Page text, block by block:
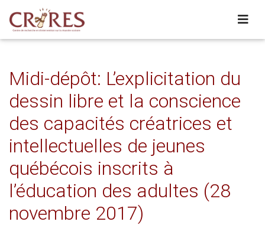
Midi-dépôt: L’explicitation du
dessin libre et la conscience
des capacités créatrices et
intellectuelles de jeunes
québécois inscrits à
l’éducation des adultes (28
novembre 2017)